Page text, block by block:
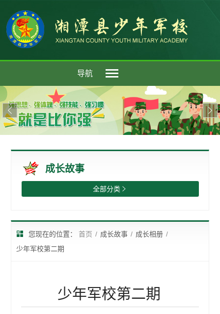
导航
 
成长故事
全部分类 
您现在的位置： 首页 / 成长故事 / 成长相册 /
少年军校第二期
少年军校第二期